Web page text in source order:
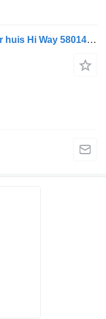
Фільтр масляний IVECO Oliefilter huis Hi Way 5801403054 до вантажівки